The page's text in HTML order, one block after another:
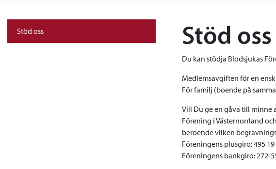
Stöd oss Stöd oss
Du kan stödja Blodsjukas
Medlemsavgiften för en
För familj (boende på
Vill Du ge en gåva till minne
Förening i Västernorrland
beroende vilken
Föreningens plusgiro: 495 19
Föreningens bankgiro: 272-